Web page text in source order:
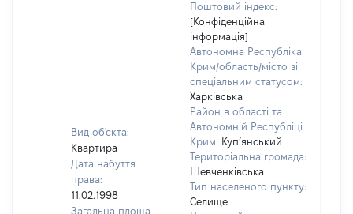
Вид об'єкта:
Квартира
Дата набуття
права:
11.02.1998
Загальна площа
Поштовий індекс:
[Конфіденційна
інформація]
Автономна Республіка
Крим/область/місто зі
спеціальним статусом:
Харківська
Район в області та
Автономній Республіці
Крим: Куп’янський
Територіальна громада:
Шевченківська
Тип населеного пункту:
Селище